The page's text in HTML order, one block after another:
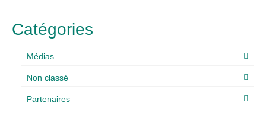
Catégories
Médias
Non classé
Partenaires